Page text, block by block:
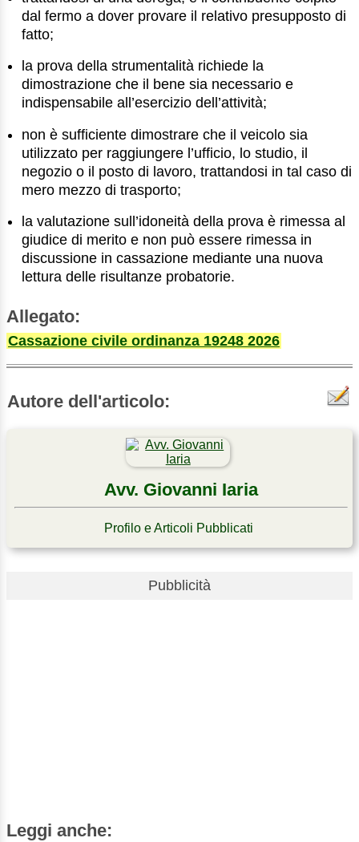
dal fermo a dover provare il relativo presupposto di
fatto;
la prova della strumentalità richiede la
dimostrazione che il bene sia necessario e
indispensabile all’esercizio dell’attività;
non è sufficiente dimostrare che il veicolo sia
utilizzato per raggiungere l’ufficio, lo studio, il
negozio o il posto di lavoro, trattandosi in tal caso di
mero mezzo di trasporto;
la valutazione sull’idoneità della prova è rimessa al
giudice di merito e non può essere rimessa in
discussione in cassazione mediante una nuova
lettura delle risultanze probatorie.
Allegato:
Cassazione civile ordinanza 19248 2026
Autore dell'articolo:
Avv. Giovanni Iaria
Profilo e Articoli Pubblicati
Pubblicità
Leggi anche: